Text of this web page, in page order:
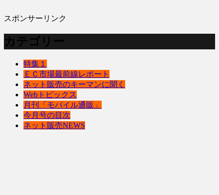
スポンサーリンク
カテゴリー
特集１
ＥＣ市場最前線レポート
ネット販売のキーマンに聞く
Webトピックス
月刊「モバイル通販」
今月号の目次
ネット販売NEWS